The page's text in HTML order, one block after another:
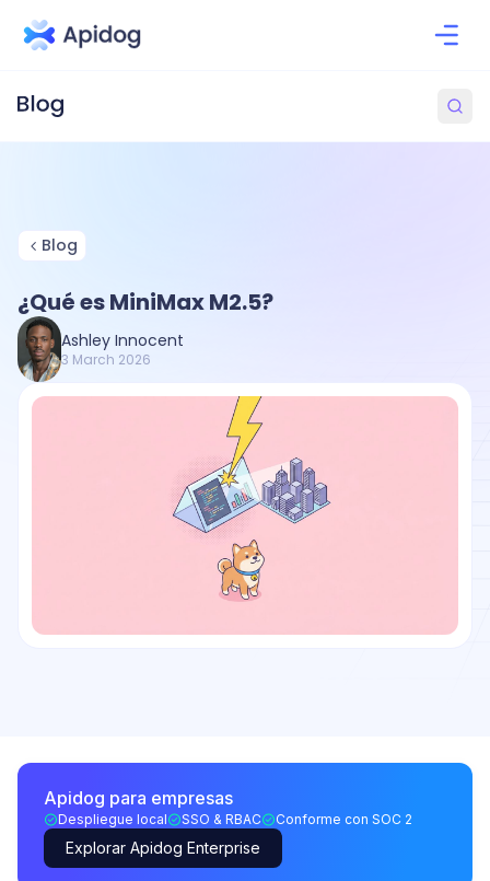
Blog
¿Qué es MiniMax M2.5?
Ashley Innocent
3 March 2026
Apidog para empresas
Despliegue local SSO & RBAC Conforme con SOC 2
Explorar Apidog Enterprise